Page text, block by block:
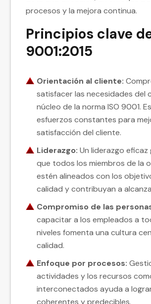
procesos y la mejora continua.
Principios clave
9001:2015
Orientación al cliente:
satisfacer las necesidades del
núcleo de la norma ISO 9001.
esfuerzos constantes para
satisfacción del cliente.
Liderazgo: Un liderazgo eficaz
que todos los miembros de la
estén alineados con los
calidad y contribuyan a
Compromiso de las
capacitar a los empleados a
niveles fomenta una cultura
calidad.
Enfoque por procesos:
actividades y los recursos
interconectados ayuda a
coherentes y predecibles.